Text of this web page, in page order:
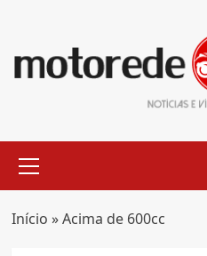
content
Menu
Início »Acima de 600cc